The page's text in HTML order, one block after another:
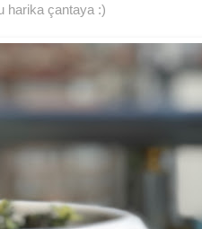
harika çantaya :)